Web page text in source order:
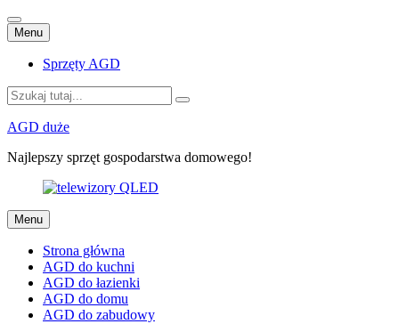
Menu Przejdź
do
treści
Sprzęty AGD
Szukaj:
AGD duże
Najlepszy sprzęt gospodarstwa domowego!
Menu Przejdź
do
treści
Strona główna
AGD do kuchni
AGD do łazienki
AGD do domu
AGD do zabudowy